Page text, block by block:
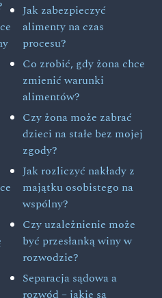
Jak zabezpieczyć
alimenty na czas
procesu?
Co zrobić, gdy żona chce
zmienić warunki
alimentów?
Czy żona może zabrać
dzieci na stałe bez mojej
zgody?
Jak rozliczyć nakłady z
majątku osobistego na
wspólny?
Czy uzależnienie może
być przesłanką winy w
rozwodzie?
Separacja sądowa a
rozwód – jakie są